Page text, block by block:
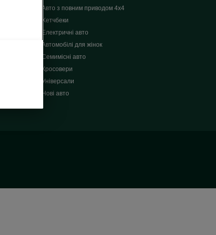
Авто з повним приводом 4x4
Хетчбеки
Електричні авто
Автомобілі для жінок
Семимісні авто
Кросовери
Універсали
Нові авто